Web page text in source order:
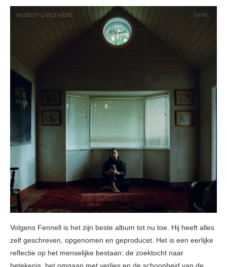
Volgens Fennell is het zijn beste album tot nu toe. Hij heeft alles
zelf geschreven, opgenomen en geproducet. Het is een eerlijke
reflectie op het menselijke bestaan: de zoektocht naar